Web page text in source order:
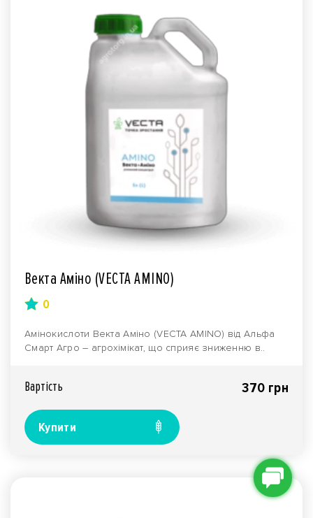
Векта Аміно (VECTA AMINO)
0
Амінокислоти Векта Аміно (VECTA AMINO) від Альфа
Смарт Агро – агрохімікат, що сприяє зниженню в..
Вартiсть 370 грн
Купити